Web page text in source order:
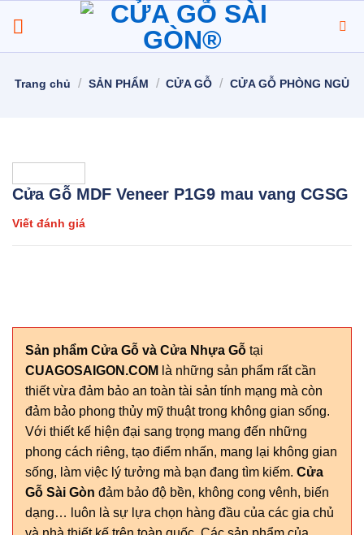
đến
nội
Trang chủ / SẢN PHẨM / CỬA GỖ / CỬA GỖ PHÒNG NGỦ
Cửa Gỗ MDF Veneer P1G9 mau vang CGSG
Viết đánh giá
Sản phẩm Cửa Gỗ và Cửa Nhựa Gỗ tại
CUAGOSAIGON.COM là những sản phẩm rất cần
thiết vừa đảm bảo an toàn tài sản tính mạng mà còn
đảm bảo phong thủy mỹ thuật trong không gian sống.
Với thiết kế hiện đại sang trọng mang đến những
phong cách riêng, tạo điểm nhấn, mang lại không gian
sống, làm việc lý tưởng mà bạn đang tìm kiếm. Cửa
Gỗ Sài Gòn đảm bảo độ bền, không cong vênh, biến
dạng… luôn là sự lựa chọn hàng đầu của các gia chủ